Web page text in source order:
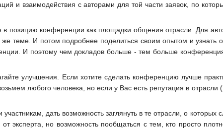
и взаимодействия с авторами для той части заявок, по
позицию конференции как площадки общения отрасли. Для
же теме. И потом подробнее поделиться своим опытом и узнать
И поэтому чем докладов больше - тем больше
улучшения. Если хотите сделать конференцию лучше
любого человека, но если у Вас есть репутация в
дать возможность заглянуть в те отрасли, о
эксперта, но возможность пообщаться с тем, кто просто